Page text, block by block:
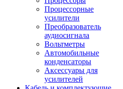
Процессорные
усилители
Преобразователь
аудиосигнала
Вольтметры
Автомобильные
конденсаторы
Аксессуары для
усилителей